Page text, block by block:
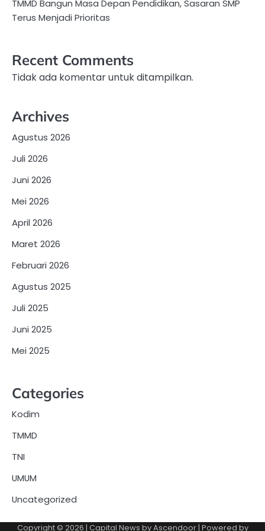
TMMD Bangun Masa Depan Pendidikan, Sasaran SMP
Terus Menjadi Prioritas
Recent Comments
Tidak ada komentar untuk ditampilkan.
Archives
Agustus 2026
Juli 2026
Juni 2026
Mei 2026
April 2026
Maret 2026
Februari 2026
Agustus 2025
Juli 2025
Juni 2025
Mei 2025
Categories
Kodim
TMMD
TNI
UMUM
Uncategorized
Copyright © 2026 | Capital News byAscendoor| Powered by